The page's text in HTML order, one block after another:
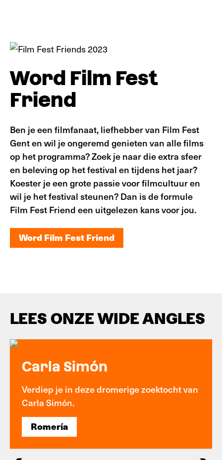
Word Film Fest
Friend
Ben je een filmfanaat, liefhebber van Film Fest
Gent en wil je ongeremd genieten van alle films
op het programma? Zoek je naar die extra sfeer
en beleving op het festival en tijdens het jaar?
Koester je een grote passie voor filmcultuur en
wil je het festival steunen? Dan is de formule
Film Fest Friend een uitgelezen kans voor jou.
Word Film Fest Friend
LEES ONZE WIDE ANGLES
Carla Simón
Verdiep je in deze dromerige zoektocht van
Carla Simón.
Romería
Romería